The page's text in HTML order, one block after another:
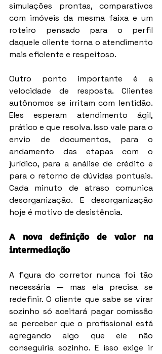
simulações prontas, comparativos
com imóveis da mesma faixa e um
roteiro pensado para o perfil
daquele cliente torna o atendimento
mais eficiente e respeitoso.
Outro ponto importante é a
velocidade de resposta. Clientes
autônomos se irritam com lentidão.
Eles esperam atendimento ágil,
prático e que resolva. Isso vale para o
envio de documentos, para o
andamento das etapas com o
jurídico, para a análise de crédito e
para o retorno de dúvidas pontuais.
Cada minuto de atraso comunica
desorganização. E desorganização
hoje é motivo de desistência.
A nova definição de valor na
intermediação
A figura do corretor nunca foi tão
necessária — mas ela precisa se
redefinir. O cliente que sabe se virar
sozinho só aceitará pagar comissão
se perceber que o profissional está
agregando algo que ele não
conseguiria sozinho. E isso exige ir